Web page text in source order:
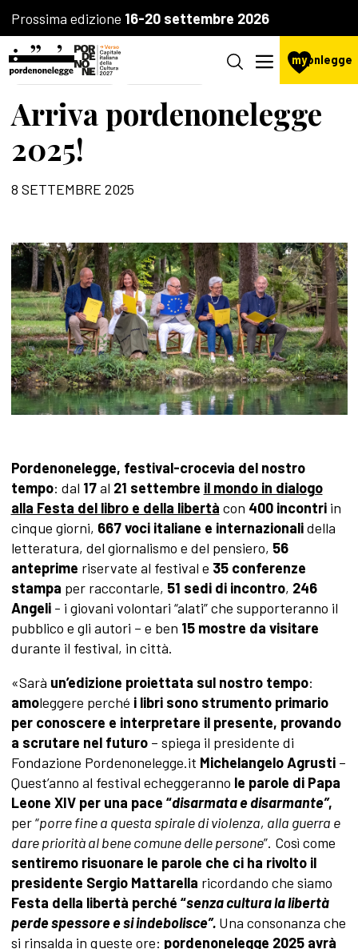
Prossima edizione 16-20 settembre 2026
mypnlegge
LA FONDAZIONE
Arriva pordenonelegge
2025!
8 SETTEMBRE 2025
Pordenonelegge, festival-crocevia del nostro
tempo: dal 17al 21 settembre il mondo in dialogo
alla Festa del libro e della libertà con 400 incontriin
cinque giorni, 667 voci italiane e internazionalidella
letteratura, del giornalismo e del pensiero, 56
anteprime riservate al festival e 35 conferenze
stampa per raccontarle, 51 sedi di incontro, 246
Angeli- i giovani volontari “alati” che supporteranno il
pubblico e gli autori – e ben 15 mostre da visitare
durante il festival, in città.
«Sarà un’edizione proiettata sul nostro tempo:
amoleggere perché i libri sono strumento primario
per conoscere e interpretare il presente, provando
a scrutare nel futuro– spiega il presidente di
Fondazione Pordenonelegge.it Michelangelo Agrusti–
Quest’anno al festival echeggeranno le parole di Papa
Leone XIV per una pace “disarmata e disarmante”,
per “porre fine a questa spirale di violenza, alla guerra e
dare priorità al bene comune delle persone”. Così come
sentiremo risuonare le parole che ci ha rivolto il
presidente Sergio Mattarella ricordando che siamo
Festa della libertà perché “senza cultura la libertà
perde spessore e si indebolisce”. Una consonanza che
si rinsalda in queste ore: pordenonelegge 2025 avrà